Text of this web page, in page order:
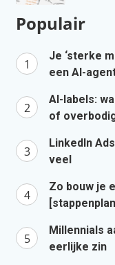
Populair
Je ‘sterke
een AI-
AI-labels:
of
LinkedIn
veel
Zo bouw je
Millennials
eerlijke zin